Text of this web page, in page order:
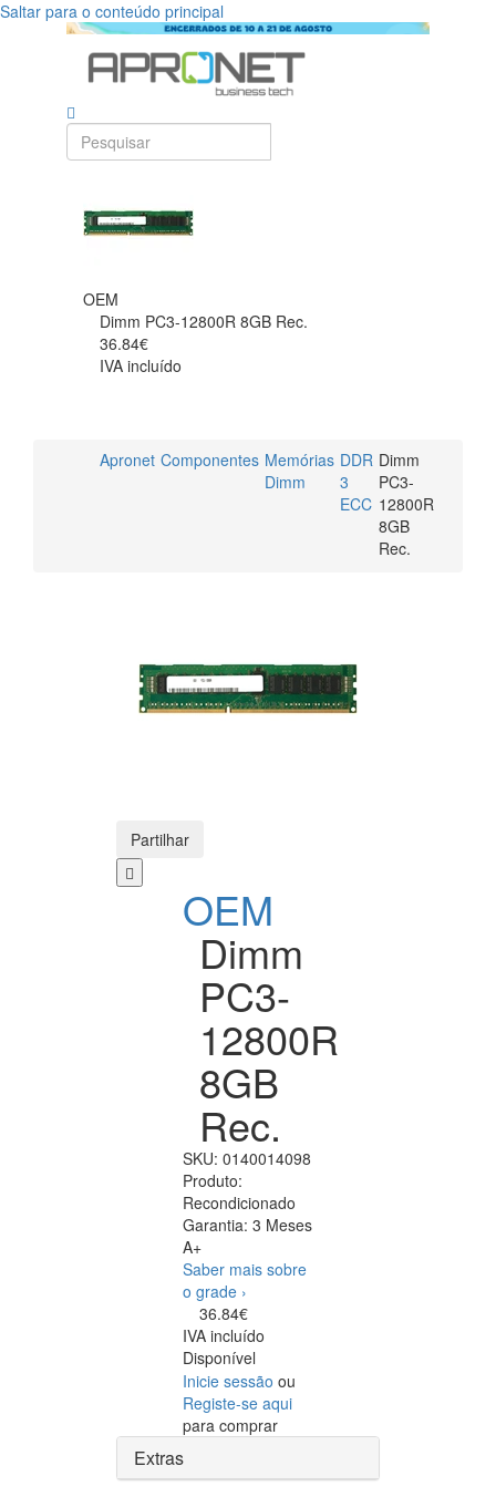
Saltar para o conteúdo principal
OEM
Dimm PC3-12800R 8GB Rec.
36.84€
IVA incluído
Apronet Componentes Memórias
Dimm
DDR
3
ECC
Dimm
PC3-
12800R
8GB
Rec.
Partilhar
OEM
Dimm
PC3-
12800R
8GB
Rec.
SKU: 0140014098
Produto:
Recondicionado
Garantia: 3 Meses
A+
Saber mais sobre
o grade ›
36.84€
IVA incluído
Disponível
Inicie sessão ou
Registe-se aqui
para comprar
Extras